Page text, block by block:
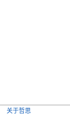
关于哲思